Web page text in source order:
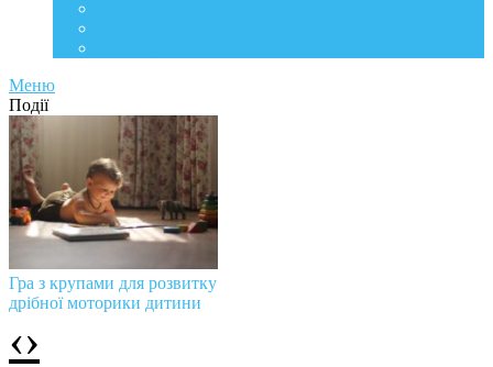
Меню
Події
Гра з крупами для розвитку
дрібної моторики дитини
‹›